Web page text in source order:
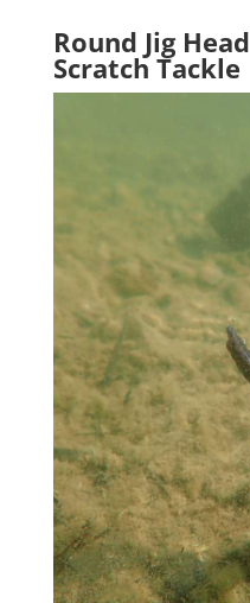
Round Jig Head
Scratch Tackle